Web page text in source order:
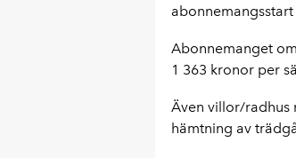
Abonnemanget
1 363 kronor per
Även villor/radhus
hämtning av